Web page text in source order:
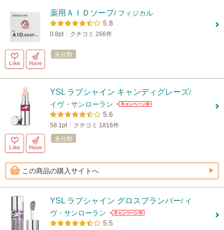
薬用ＡＩＤソープ/ フィジカル
5.8
0.8pt クチコミ 266件
Like Have
未分類
YSL ラブシャイン キャンディグレーズ/
イヴ・サンローラン
5.6
58.1pt クチコミ 1816件
Like Have
未分類
この商品の購入サイトへ
YSL ラブシャイン グロスプランパー/ イ
ヴ・サンローラン
5.5